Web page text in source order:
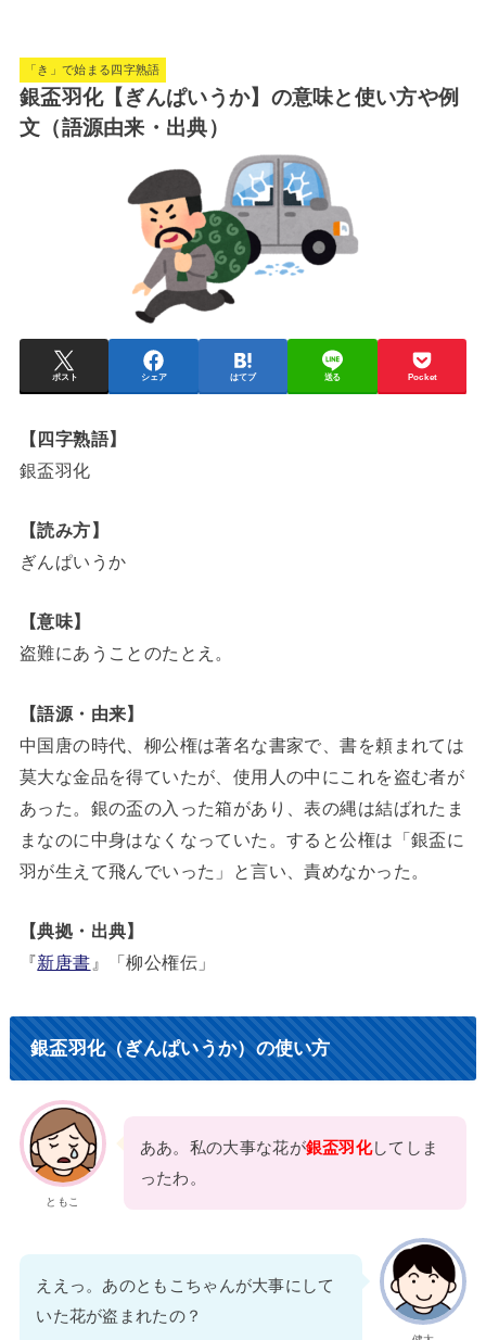
「き」で始まる四字熟語
銀盃羽化【ぎんぱいうか】の意味と使い方や例
文（語源由来・出典）
ポスト シェア はてブ 送る Pocket
【四字熟語】
銀盃羽化
【読み方】
ぎんぱいうか
【意味】
盗難にあうことのたとえ。
【語源・由来】
中国唐の時代、柳公権は著名な書家で、書を頼まれては
莫大な金品を得ていたが、使用人の中にこれを盗む者が
あった。銀の盃の入った箱があり、表の縄は結ばれたま
まなのに中身はなくなっていた。すると公権は「銀盃に
羽が生えて飛んでいった」と言い、責めなかった。
【典拠・出典】
『新唐書 』「柳公権伝」
銀盃羽化（ぎんぱいうか）の使い方
ともこ
ああ。私の大事な花が銀盃羽化してしま
ったわ。
ええっ。あのともこちゃんが大事にして
いた花が盗まれたの？